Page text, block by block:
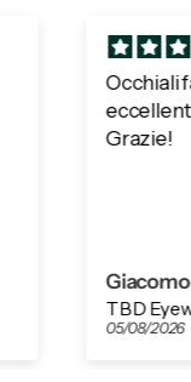
Occhiali fatti
eccellenti e
Grazie!
Giacomo
TBD Eyewear
05/08/2026